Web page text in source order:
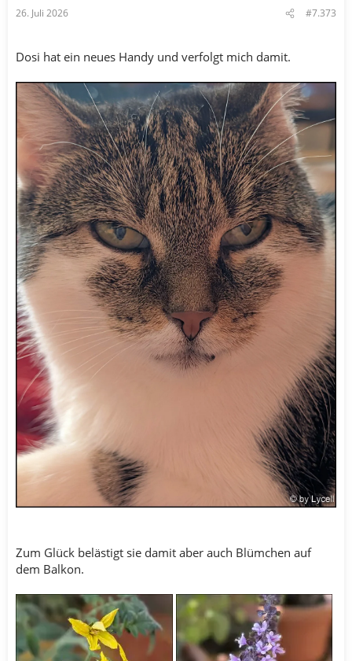
:
26. Juli 2026 #7.373
Dosi hat ein neues Handy und verfolgt mich damit.
Zum Glück belästigt sie damit aber auch Blümchen auf
dem Balkon.